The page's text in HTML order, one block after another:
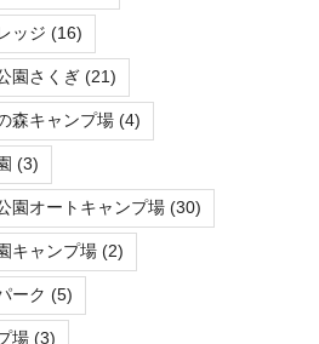
ッジ (16)
園さくぎ (21)
森キャンプ場 (4)
(3)
園オートキャンプ場 (30)
キャンプ場 (2)
ーク (5)
場 (3)